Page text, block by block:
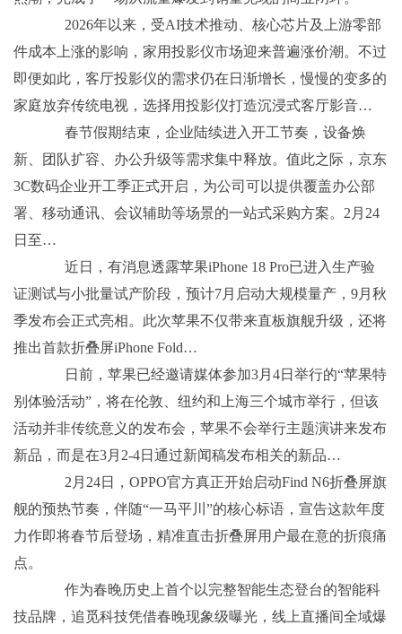
2026年以来，受AI技术推动、核心芯片及上游零部
件成本上涨的影响，家用投影仪市场迎来普遍涨价潮。不过
即便如此，客厅投影仪的需求仍在日渐增长，慢慢的变多的
家庭放弃传统电视，选择用投影仪打造沉浸式客厅影音…
春节假期结束，企业陆续进入开工节奏，设备焕
新、团队扩容、办公升级等需求集中释放。值此之际，京东
3C数码企业开工季正式开启，为公司可以提供覆盖办公部
署、移动通讯、会议辅助等场景的一站式采购方案。2月24
日至…
近日，有消息透露苹果iPhone 18 Pro已进入生产验
证测试与小批量试产阶段，预计7月启动大规模量产，9月秋
季发布会正式亮相。此次苹果不仅带来直板旗舰升级，还将
推出首款折叠屏iPhone Fold…
日前，苹果已经邀请媒体参加3月4日举行的“苹果特
别体验活动”，将在伦敦、纽约和上海三个城市举行，但该
活动并非传统意义的发布会，苹果不会举行主题演讲来发布
新品，而是在3月2-4日通过新闻稿发布相关的新品…
2月24日，OPPO官方真正开始启动Find N6折叠屏旗
舰的预热节奏，伴随“一马平川”的核心标语，宣告这款年度
力作即将春节后登场，精准直击折叠屏用户最在意的折痕痛
点。
作为春晚历史上首个以完整智能生态登台的智能科
技品牌，追觅科技凭借春晚现象级曝光，线上直播间全域爆